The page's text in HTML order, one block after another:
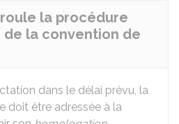
la procédure
la convention de
dans le délai prévu, la
doit être adressée à la